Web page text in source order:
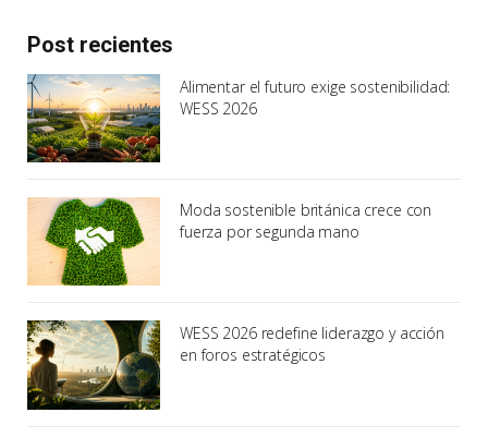
Post recientes
Alimentar el futuro exige sostenibilidad:
WESS 2026
Moda sostenible británica crece con
fuerza por segunda mano
WESS 2026 redefine liderazgo y acción
en foros estratégicos